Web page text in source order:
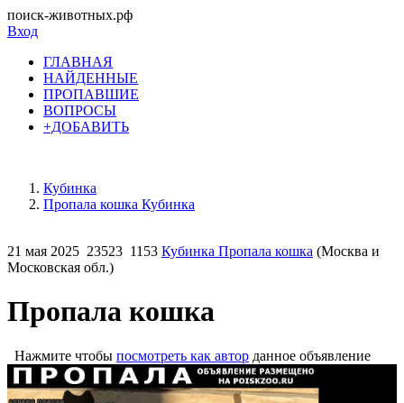
поиск-животных.рф
Вход
ГЛАВНАЯ
НАЙДЕННЫЕ
ПРОПАВШИЕ
ВОПРОСЫ
+ДОБАВИТЬ
Кубинка
Пропала кошка Кубинка
21 мая 2025 23523 1153 Кубинка Пропала кошка (Москва и
Московская обл.)
Пропала кошка
Нажмите чтобы посмотреть как автор данное объявление